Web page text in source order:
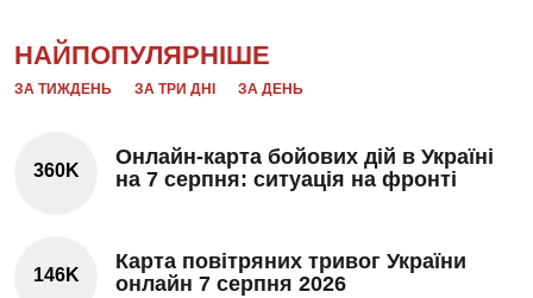
НАЙПОПУЛЯРНІШЕ
ЗА ТИЖДЕНЬ ЗА ТРИ ДНІ ЗА ДЕНЬ
360K
Онлайн-карта бойових дій в Україні
на 7 серпня: ситуація на фронті
146K
Карта повітряних тривог України
онлайн 7 серпня 2026